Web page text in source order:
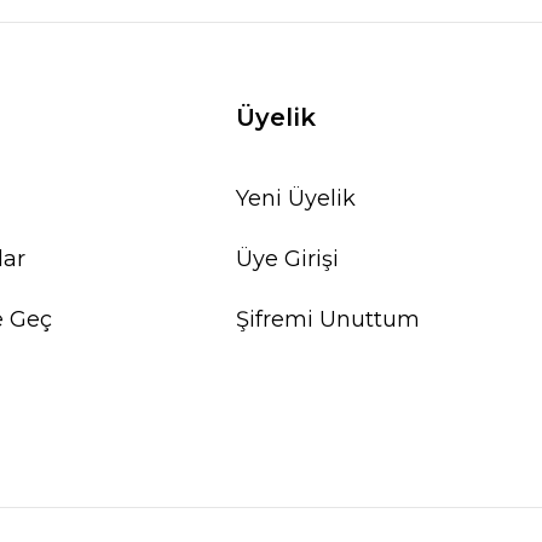
Geç
Üyelik
Yeni Üyelik
Üye Girişi
Şifremi Unuttum